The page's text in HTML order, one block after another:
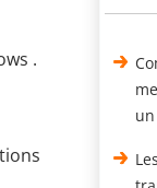
.